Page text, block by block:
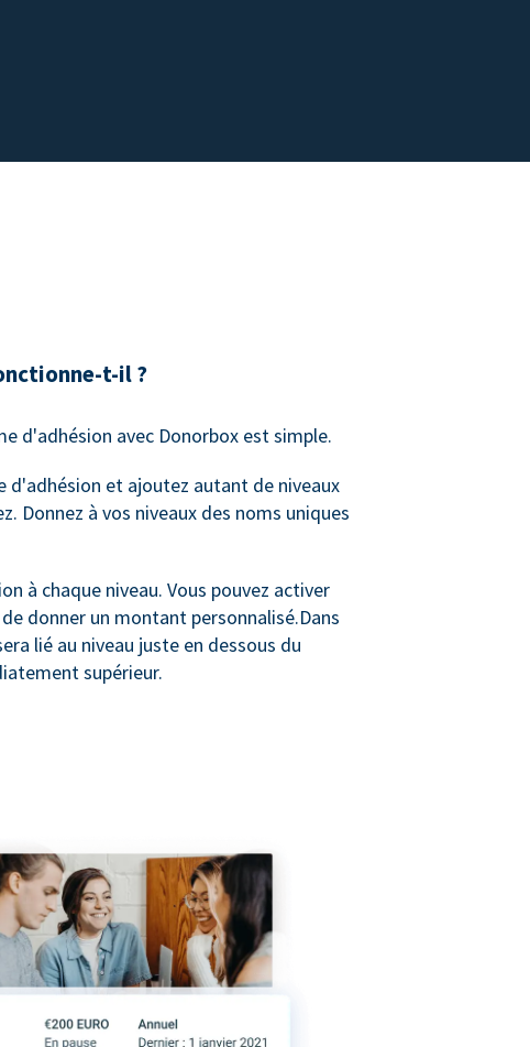
t-il ?
d'adhésion avec Donorbox est simple.
d'adhésion et ajoutez autant de niveaux
Donnez à vos niveaux des noms uniques
à chaque niveau. Vous pouvez activer
donner un montant personnalisé.Dans
lié au niveau juste en dessous du
supérieur.